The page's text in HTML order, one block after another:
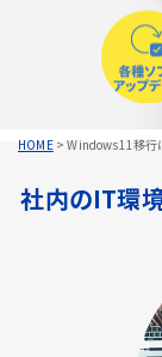
HOME>Windows11移行
社内のIT環